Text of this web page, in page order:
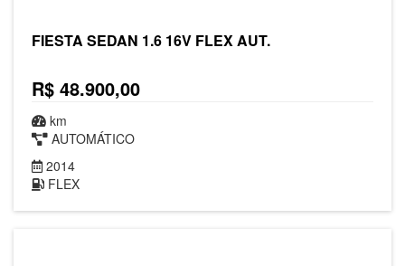
FIESTA SEDAN 1.6 16V FLEX AUT.
R$ 48.900,00
km
AUTOMÁTICO
2014
FLEX